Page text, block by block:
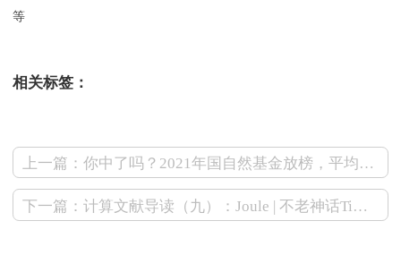
等
相关标签：
上一篇：你中了吗？2021年国自然基金放榜，平均资助率16.6%（附国自然申请资料）
下一篇：计算文献导读（九）：Joule | 不老神话TiO2，氧空位调制甲烷化催化反应的DFT计算分析